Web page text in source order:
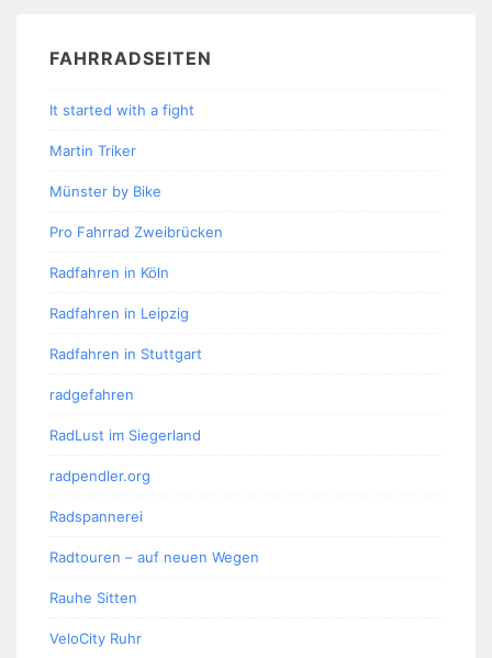
FAHRRADSEITEN
It started with a fight
Martin Triker
Münster by Bike
Pro Fahrrad Zweibrücken
Radfahren in Köln
Radfahren in Leipzig
Radfahren in Stuttgart
radgefahren
RadLust im Siegerland
radpendler.org
Radspannerei
Radtouren – auf neuen Wegen
Rauhe Sitten
VeloCity Ruhr